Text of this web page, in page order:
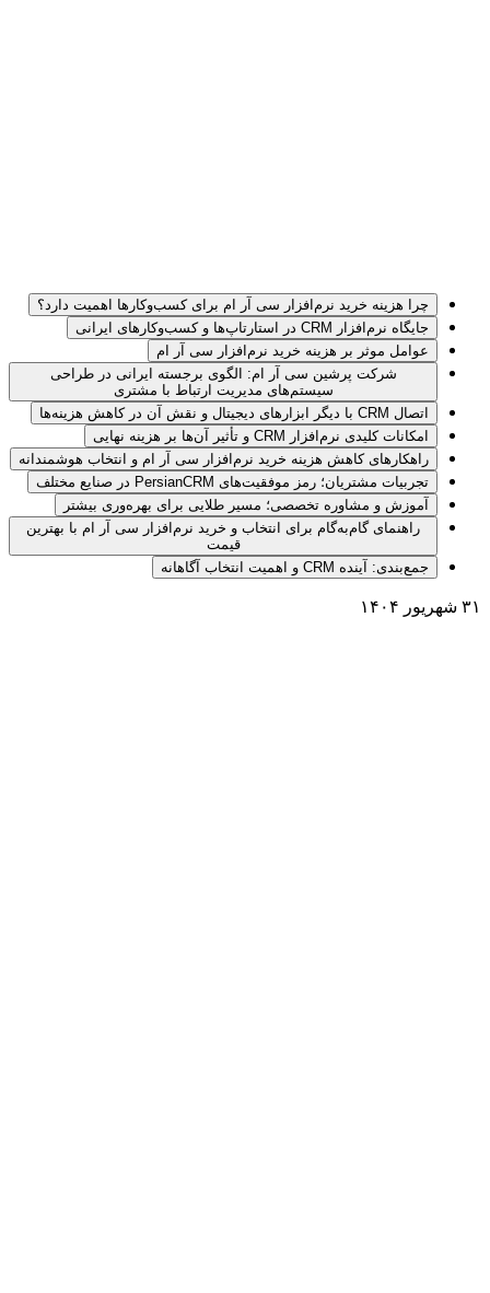
چرا هزینه خرید نرم‌افزار سی آر ام برای کسب‌وکارها اهمیت دارد؟
جایگاه نرم‌افزار CRM در استارتاپ‌ها و کسب‌وکارهای ایرانی
عوامل موثر بر هزینه خرید نرم‌افزار سی آر ام
شرکت پرشین سی آر ام: الگوی برجسته ایرانی در طراحی
سیستم‌های مدیریت ارتباط با مشتری
اتصال CRM با دیگر ابزارهای دیجیتال و نقش آن در کاهش هزینه‌ها
امکانات کلیدی نرم‌افزار CRM و تأثیر آن‌ها بر هزینه نهایی
راهکارهای کاهش هزینه خرید نرم‌افزار سی آر ام و انتخاب هوشمندانه
تجربیات مشتریان؛ رمز موفقیت‌های PersianCRM در صنایع مختلف
آموزش و مشاوره تخصصی؛ مسیر طلایی برای بهره‌وری بیشتر
راهنمای گام‌به‌گام برای انتخاب و خرید نرم‌افزار سی آر ام با بهترین
قیمت
جمع‌بندی: آینده CRM و اهمیت انتخاب آگاهانه
۳۱ شهریور ۱۴۰۴